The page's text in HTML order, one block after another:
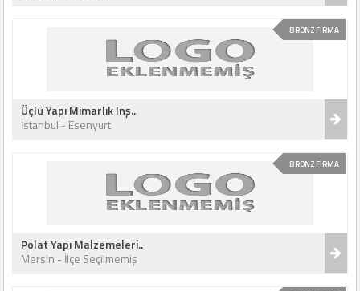
BRONZ FİRMA
Üçlü Yapı Mimarlık Inş..
İstanbul - Esenyurt
BRONZ FİRMA
Polat Yapı Malzemeleri..
Mersin - İlçe Seçilmemiş